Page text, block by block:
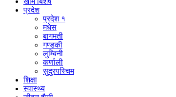
प्रदेश
प्रदेश १
मधेस
बागमती
गण्डकी
लुम्बिनी
कर्णाली
सुदुरपस्चिम
शिक्षा
स्वास्थ्य